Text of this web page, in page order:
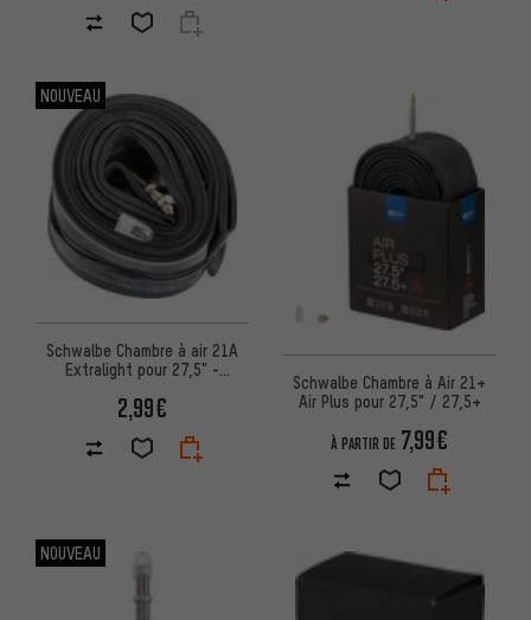
NOUVEAU
Schwalbe Chambre à air 21A
Extralight pour 27,5" -
2,99€
Schwalbe Chambre à Air 21+
Air Plus pour 27,5" / 27,5+
À PARTIR DE 7,99€
NOUVEAU